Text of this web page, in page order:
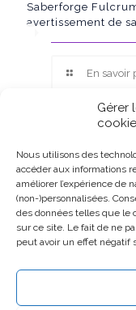
Gérer
Nous utilisons des
accéder aux informations
améliorer l’expérience de
(non-)personnalisées.
des données telles que le
sur ce site. Le fait de ne
peut avoir un effet négatif
Saberforge
avertissement de
En savoir
Ce site participe au
programme
percevoir une
Amazon.fr.